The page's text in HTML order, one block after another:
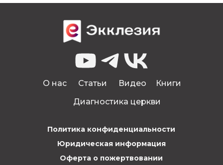
О нас Статьи Видео
Книги
Диагностика церкви
Политика конфиденциальности
Юридическая информация
Оферта о пожертвовании